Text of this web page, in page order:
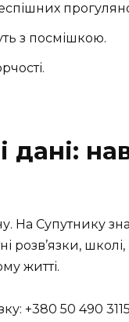
з посмішкою.
дані:
На Супутнику
розв’язки,
житті.
+380 50 490